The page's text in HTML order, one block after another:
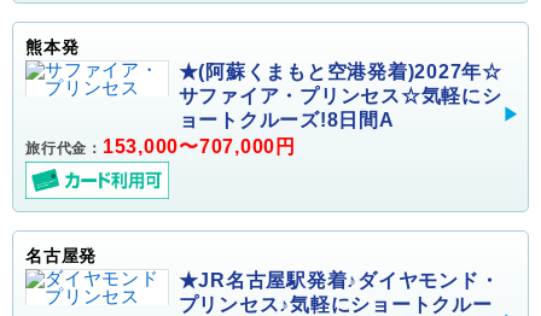
熊本発
★(阿蘇くまもと空港発着)2027年☆
サファイア・プリンセス☆気軽にシ
ョートクルーズ!8日間A
旅行代金： 153,000〜707,000円
名古屋発
★JR名古屋駅発着♪ダイヤモンド・
プリンセス♪気軽にショートクルー